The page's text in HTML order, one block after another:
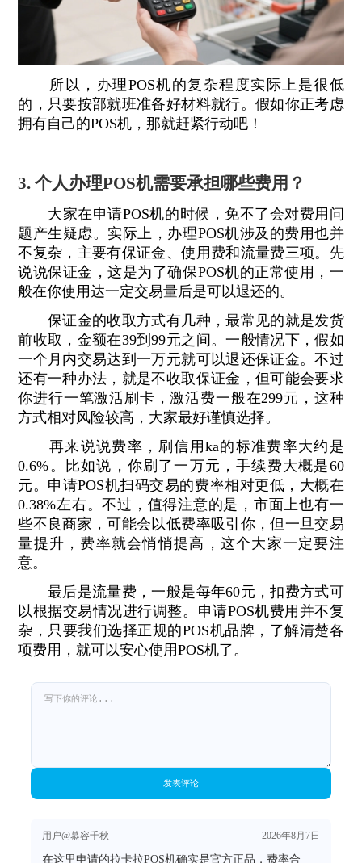
所以，办理POS机的复杂程度实际上是很低
的，只要按部就班准备好材料就行。假如你正考虑
拥有自己的POS机，那就赶紧行动吧！
3. 个人办理POS机需要承担哪些费用？
大家在申请POS机的时候，免不了会对费用问
题产生疑虑。实际上，办理POS机涉及的费用也并
不复杂，主要有保证金、使用费和流量费三项。先
说说保证金，这是为了确保POS机的正常使用，一
般在你使用达一定交易量后是可以退还的。
保证金的收取方式有几种，最常见的就是发货
前收取，金额在39到99元之间。一般情况下，假如
一个月内交易达到一万元就可以退还保证金。不过
还有一种办法，就是不收取保证金，但可能会要求
你进行一笔激活刷卡，激活费一般在299元，这种
方式相对风险较高，大家最好谨慎选择。
再来说说费率，刷信用ka的标准费率大约是
0.6%。比如说，你刷了一万元，手续费大概是60
元。申请POS机扫码交易的费率相对更低，大概在
0.38%左右。不过，值得注意的是，市面上也有一
些不良商家，可能会以低费率吸引你，但一旦交易
量提升，费率就会悄悄提高，这个大家一定要注
意。
最后是流量费，一般是每年60元，扣费方式可
以根据交易情况进行调整。申请POS机费用并不复
杂，只要我们选择正规的POS机品牌，了解清楚各
项费用，就可以安心使用POS机了。
发表评论
用户@慕容千秋 2026年8月7日
在这里申请的拉卡拉POS机确实是官方正品，费率合